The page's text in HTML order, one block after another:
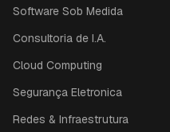
Software Sob Medida
Consultoria de I.A.
Cloud Computing
Segurança Eletronica
Redes & Infraestrutura